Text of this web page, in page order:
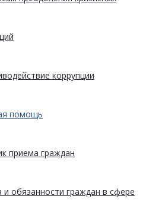
коррупции
помощь
приема граждан
и обязанности граждан в сфере